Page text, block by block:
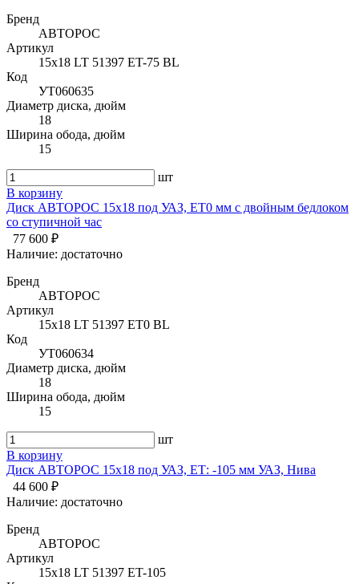
Бренд
АВТОРОС
Артикул
15х18 LT 51397 ET-75 BL
Код
УТ060635
Диаметр диска, дюйм
18
Ширина обода, дюйм
15
шт
В корзину
Диск АВТОРОС 15х18 под УАЗ, ЕТ0 мм с двойным бедлоком
со ступичной час
77 600 ₽
Наличие: достаточно
Бренд
АВТОРОС
Артикул
15х18 LT 51397 ET0 BL
Код
УТ060634
Диаметр диска, дюйм
18
Ширина обода, дюйм
15
шт
В корзину
Диск АВТОРОС 15х18 под УАЗ, ЕТ: -105 мм УАЗ, Нива
44 600 ₽
Наличие: достаточно
Бренд
АВТОРОС
Артикул
15х18 LT 51397 ET-105